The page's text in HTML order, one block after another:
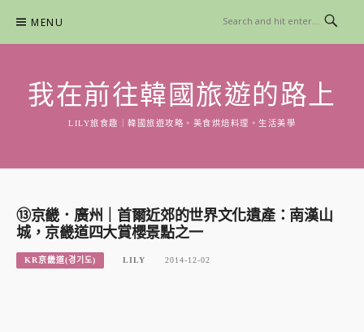
content
MENU
我在前往韓國旅遊的路上
LILY旅食趣｜韓國旅遊攻略。美食烘焙料理。生活美學
⑬京畿．廣州｜首爾近郊的世界文化遺產：南漢山
城，京畿道四大賞櫻景點之一
KR京畿道(경기도) LILY 2014-12-02